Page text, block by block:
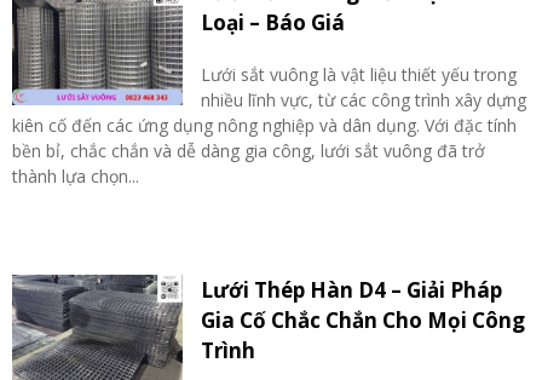
Loại – Báo Giá
Lưới sắt vuông là vật liệu thiết yếu trong
nhiều lĩnh vực, từ các công trình xây dựng
kiên cố đến các ứng dụng nông nghiệp và dân dụng. Với đặc tính
bền bỉ, chắc chắn và dễ dàng gia công, lưới sắt vuông đã trở
thành lựa chọn...
Lưới Thép Hàn D4 – Giải Pháp
Gia Cố Chắc Chắn Cho Mọi Công
Trình